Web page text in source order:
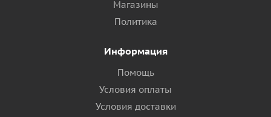
Магазины
Политика
Информация
Помощь
Условия оплаты
Условия доставки